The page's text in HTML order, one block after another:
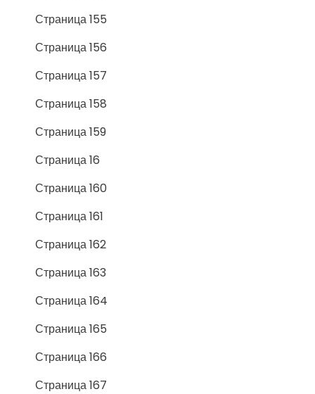
Страница 155
Страница 156
Страница 157
Страница 158
Страница 159
Страница 16
Страница 160
Страница 161
Страница 162
Страница 163
Страница 164
Страница 165
Страница 166
Страница 167